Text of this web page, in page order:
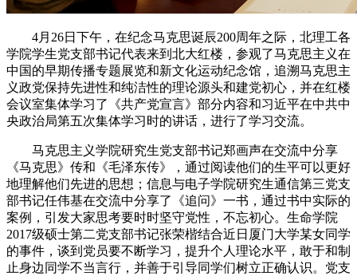
4月26日下午，在纪念马克思诞辰200周年之际，北理工各
学院学生党支部书记代表来到北大红楼，参观了马克思主义在
中国的早期传播专题展览和新文化运动纪念馆，追溯马克思主
义政党保持先进性和纯洁性的理论源头和建党初心，并在红楼
会议室集体学习了《共产党宣言》部分内容和习近平在中共中
央政治局第五次集体学习时的讲话，进行了学习交流。
马克思主义学院研究生党支部书记郑画声在交流中分享
《马克思》传和《毛泽东传》，通过阅读他们的生平可以更好
地理解他们先进的思想；信息与电子学院研究生通信第三党支
部书记任伟基在交流中分享了《追问》一书，通过书中实际的
案例，引发大家思考要时时坚守党性，不忘初心。生命学院
2017级硕士第二党支部书记张荣楷结合近日厦门大学某女同学
的事件，谈到党员要不断学习，提升个人理论水平，敢于和制
止身边同学不当言行，并善于引导同学们树立正确认识。党支